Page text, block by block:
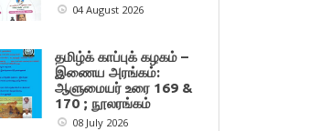
04 August 2026
தமிழ்க் காப்புக் கழகம் –
இணைய அரங்கம்:
ஆளுமையர் உரை 169 &
170 ; நூலரங்கம்
08 July 2026